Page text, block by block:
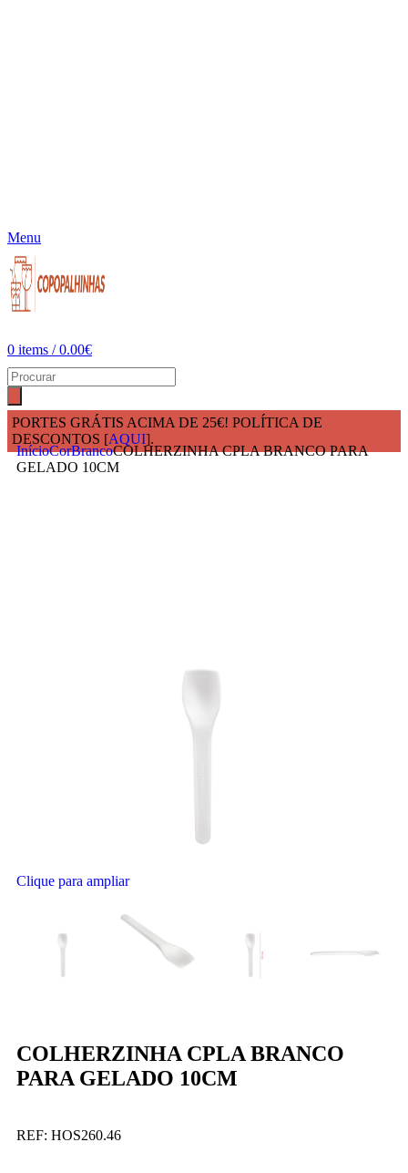
Menu
0 items / 0.00€
PORTES GRÁTIS ACIMA DE 25€! POLÍTICA DE
DESCONTOS [AQUI].
InícioCorBrancoCOLHERZINHA CPLA BRANCO PARA
GELADO 10CM
Clique para ampliar
COLHERZINHA CPLA BRANCO
PARA GELADO 10CM
REF: HOS260.46